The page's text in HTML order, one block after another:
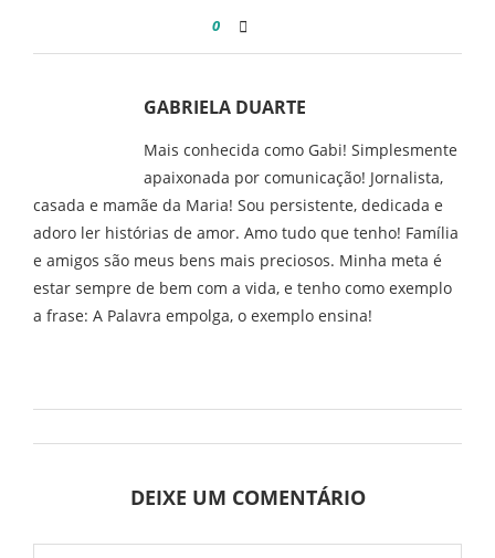
0
GABRIELA DUARTE
Mais conhecida como Gabi! Simplesmente
apaixonada por comunicação! Jornalista,
casada e mamãe da Maria! Sou persistente, dedicada e
adoro ler histórias de amor. Amo tudo que tenho! Família
e amigos são meus bens mais preciosos. Minha meta é
estar sempre de bem com a vida, e tenho como exemplo
a frase: A Palavra empolga, o exemplo ensina!
DEIXE UM COMENTÁRIO